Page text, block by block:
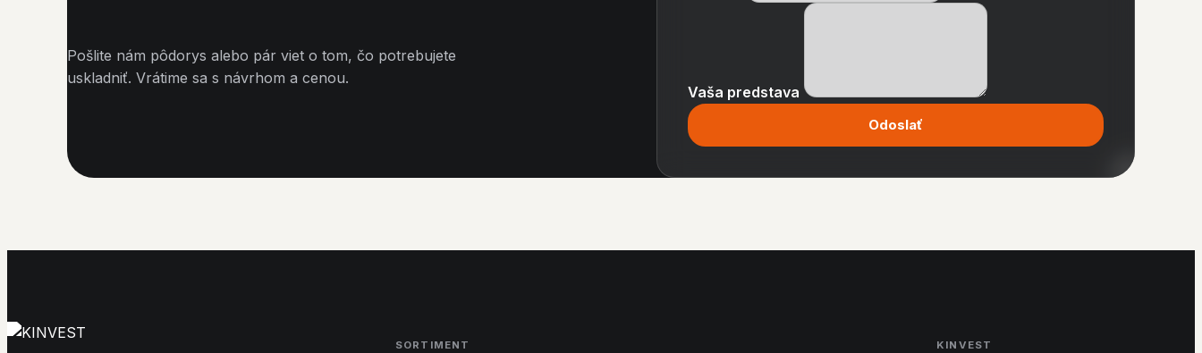
Pošlite nám pôdorys alebo pár viet o tom, čo potrebujete
uskladniť. Vrátime sa s návrhom a cenou.
Vaša predstava
Odoslať
SORTIMENT KINVEST